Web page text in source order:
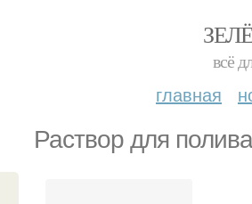
всё
главная
Раствор для полива